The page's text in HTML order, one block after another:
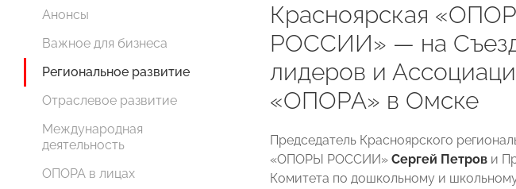
Анонсы
Важное для бизнеса
Региональное развитие
Отраслевое развитие
Международная
деятельность
ОПОРА в лицах
Красноярская
РОССИИ» — на
лидеров и
«ОПОРА» в Омске
Председатель Красноярского
«ОПОРЫ РОССИИ» Сергей Петров и
Комитета по дошкольному и